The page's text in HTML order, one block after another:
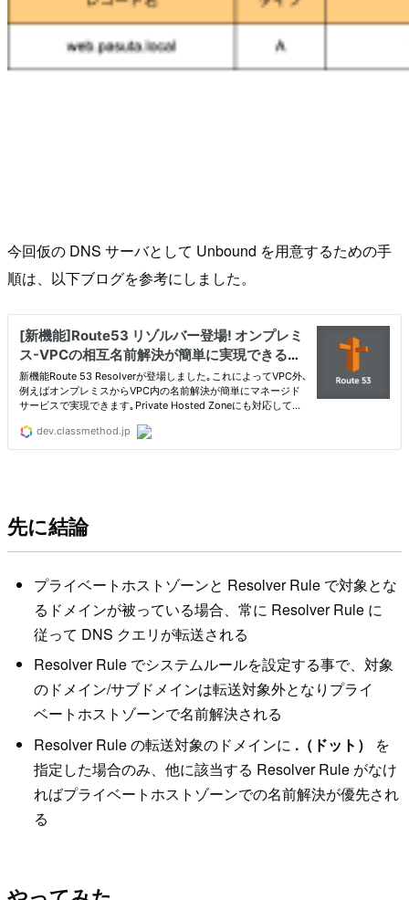
今回仮の DNS サーバとして Unbound を用意するための手
順は、以下ブログを参考にしました。
先に結論
プライベートホストゾーンと Resolver Rule で対象とな
るドメインが被っている場合、常に Resolver Rule に
従って DNS クエリが転送される
Resolver Rule でシステムルールを設定する事で、対象
のドメイン/サブドメインは転送対象外となりプライ
ベートホストゾーンで名前解決される
Resolver Rule の転送対象のドメインに .（ドット）
を
指定した場合のみ、他に該当する Resolver Rule がなけ
ればプライベートホストゾーンでの名前解決が優先され
る